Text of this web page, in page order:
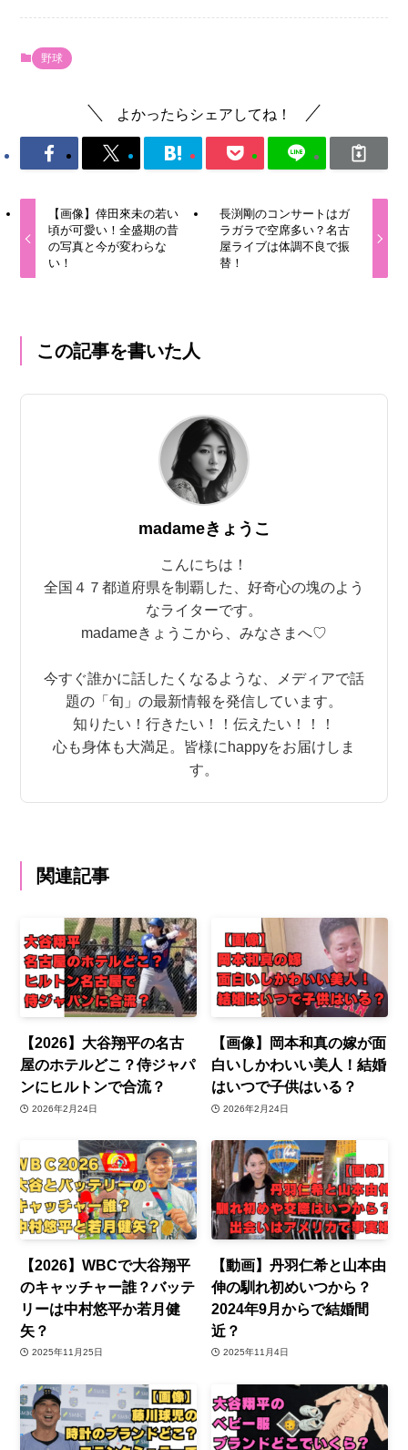
野球
よかったらシェアしてね！
【画像】倖田來未の若い
頃が可愛い！全盛期の昔
の写真と今が変わらな
い！
長渕剛のコンサートはガ
ラガラで空席多い？名古
屋ライブは体調不良で振
替！
この記事を書いた人
madameきょうこ
こんにちは！
全国４７都道府県を制覇した、好奇心の塊のよう
なライターです。
madameきょうこから、みなさまへ♡
今すぐ誰かに話したくなるような、メディアで話
題の「旬」の最新情報を発信しています。
知りたい！行きたい！！伝えたい！！！
心も身体も大満足。皆様にhappyをお届けしま
す。
関連記事
【2026】大谷翔平の名古
屋のホテルどこ？侍ジャパ
ンにヒルトンで合流？
2026年2月24日
【画像】岡本和真の嫁が面
白いしかわいい美人！結婚
はいつで子供はいる？
2026年2月24日
【2026】WBCで大谷翔平
のキャッチャー誰？バッテ
リーは中村悠平か若月健
矢？
2025年11月25日
【動画】丹羽仁希と山本由
伸の馴れ初めいつから？
2024年9月からで結婚間
近？
2025年11月4日